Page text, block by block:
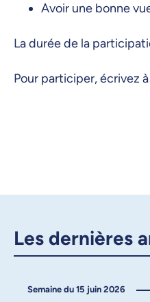
Avoir une bonne
La durée de la
Pour participer, écrivez à
Les dernières
Semaine du 15 juin 2026